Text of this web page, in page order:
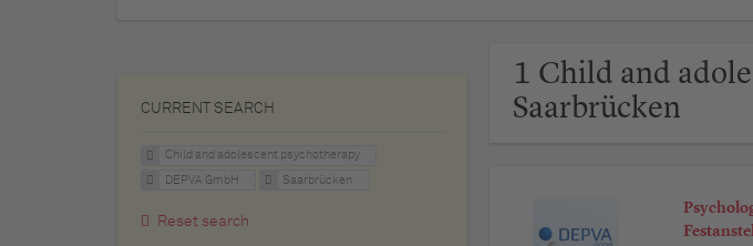
1 Child and
Saarbrücken
CURRENT SEARCH
Child and adolescent psychotherapy
DEPVA GmbH Saarbrücken
Reset search